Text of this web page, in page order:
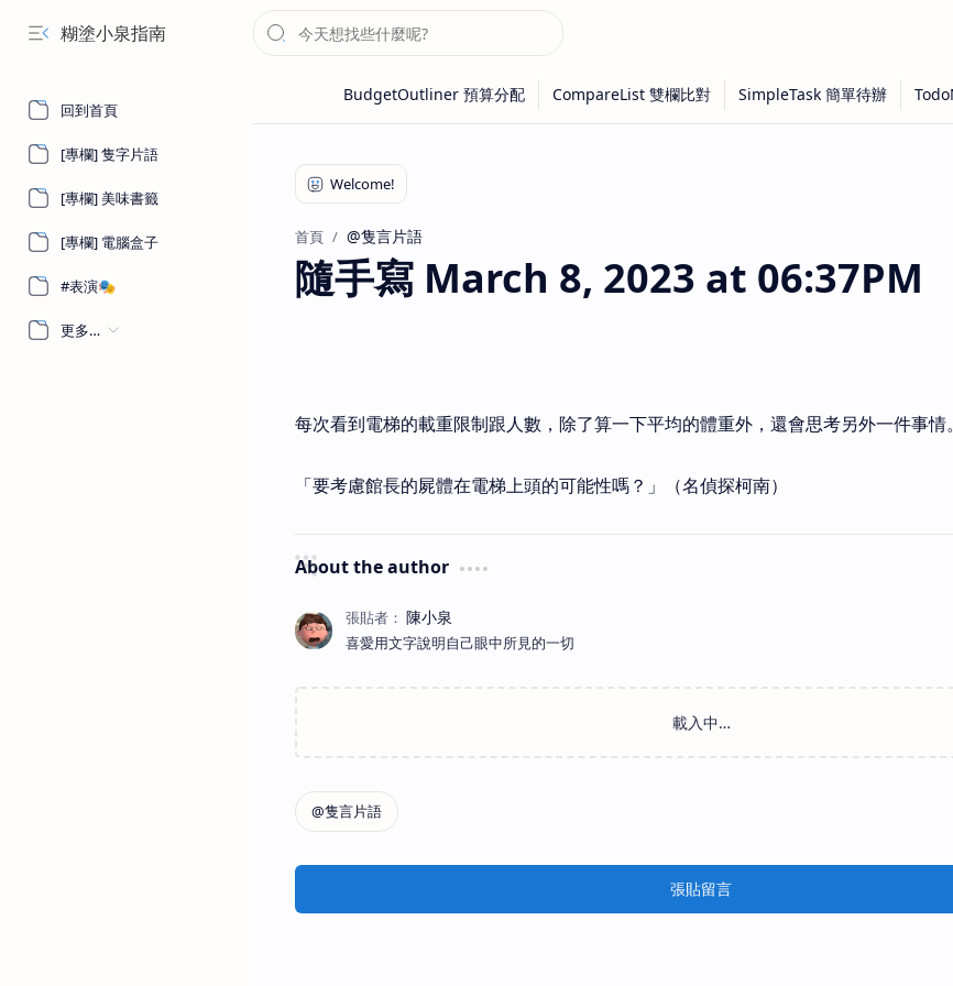
糊塗小泉指南
回到首頁
[專欄] 隻字片語
[專欄] 美味書籤
[專欄] 電腦盒子
#表演🎭
更多…
首頁 @隻言片語
隨手寫 March 8, 2023 at 06:37PM
每次看到電梯的載重限制跟人數，除了算一下平均的體重外，還會思考另外一件事情。
「要考慮館長的屍體在電梯上頭的可能性嗎？」（名偵探柯南）
About the author
喜愛用文字說明自己眼中所見的一切
張貼留言